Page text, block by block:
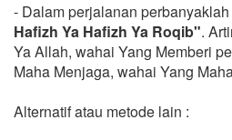
- Dalam perjalanan
Hafizh Ya Hafizh Ya Roqib".
Ya Allah, wahai Yang Memberi
Maha Menjaga, wahai Yang
Alternatif atau metode lain :